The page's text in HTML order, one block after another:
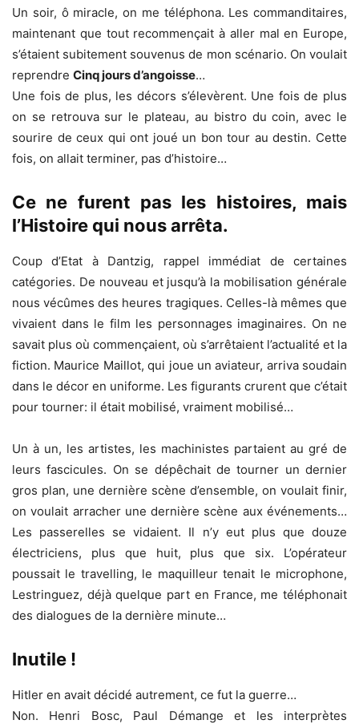
Un soir, ô miracle, on me téléphona. Les commanditaires,
maintenant que tout recommençait à aller mal en Europe,
s’étaient subitement souvenus de mon scénario. On voulait
reprendre Cinq jours d’angoisse…
Une fois de plus, les décors s’élevèrent. Une fois de plus
on se retrouva sur le plateau, au bistro du coin, avec le
sourire de ceux qui ont joué un bon tour au destin. Cette
fois, on allait terminer, pas d’histoire…
Ce ne furent pas les histoires, mais
l’Histoire qui nous arrêta.
Coup d’Etat à Dantzig, rappel immédiat de certaines
catégories. De nouveau et jusqu’à la mobilisation générale
nous vécûmes des heures tragiques. Celles-là mêmes que
vivaient dans le film les personnages imaginaires. On ne
savait plus où commençaient, où s’arrêtaient l’actualité et la
fiction. Maurice Maillot, qui joue un aviateur, arriva soudain
dans le décor en uniforme. Les figurants crurent que c’était
pour tourner: il était mobilisé, vraiment mobilisé…
Un à un, les artistes, les machinistes partaient au gré de
leurs fascicules. On se dépêchait de tourner un dernier
gros plan, une dernière scène d’ensemble, on voulait finir,
on voulait arracher une dernière scène aux événements…
Les passerelles se vidaient. Il n’y eut plus que douze
électriciens, plus que huit, plus que six. L’opérateur
poussait le travelling, le maquilleur tenait le microphone,
Lestringuez, déjà quelque part en France, me téléphonait
des dialogues de la dernière minute…
Inutile !
Hitler en avait décidé autrement, ce fut la guerre…
Non. Henri Bosc, Paul Démange et les interprètes